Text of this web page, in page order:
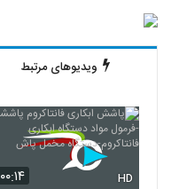
ویدیوهای مرتبط
۰۰:۱۴ HD